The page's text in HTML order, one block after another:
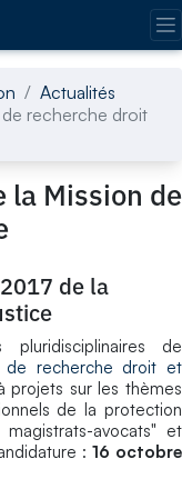
Actualités
de recherche droit
la Mission de
de la
de
de recherche droit et
projets sur les thèmes
de la protection
avocats" et
:16 octobre